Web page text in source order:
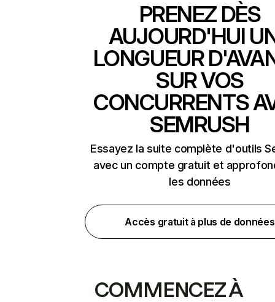
PRENEZ DÈS
AUJOURD'HUI
LONGUEUR
SUR VOS
CONCURRENTS
SEMRUSH
Essayez la suite complète d'outils
avec un compte gratuit et
les données
Accès gratuit à plus de données
COMMENCEZ À